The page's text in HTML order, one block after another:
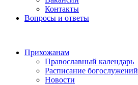
Контакты
Вопросы и ответы
Прихожанам
Православный календарь
Расписание богослужений
Новости